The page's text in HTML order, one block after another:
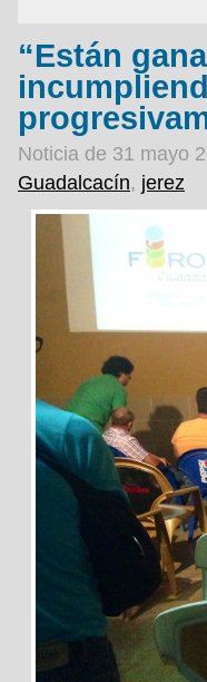
“Están
Noticia de 31 mayo
Guadalcacín, jerez